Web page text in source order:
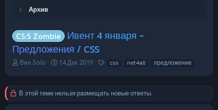
Архив
CS:S Zombie
Ивент 4 января -
Предложения / CSS
А
о
р
Ben Solo
Д
а
н
14 Дек 2019
Т
и
css net4all предложение
В этой теме нельзя размещать новые ответы.